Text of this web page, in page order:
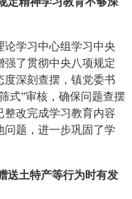
学习中心组学习中央
强了贯彻中央八项规定
深刻查摆，镇党委书
式”审核，确保问题查摆
改完成学习教育内容
题，进一步巩固了学
送土特产等行为时有发